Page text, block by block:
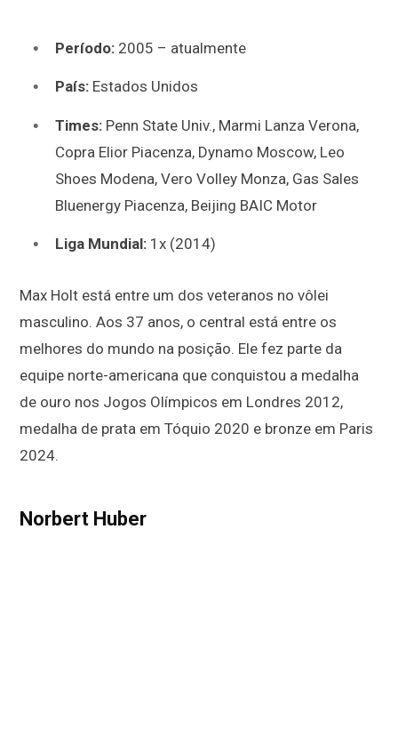
Período: 2005 – atualmente
País: Estados Unidos
Times: Penn State Univ., Marmi Lanza Verona,
Copra Elior Piacenza, Dynamo Moscow, Leo
Shoes Modena, Vero Volley Monza, Gas Sales
Bluenergy Piacenza, Beijing BAIC Motor
Liga Mundial: 1x (2014)
Max Holt está entre um dos veteranos no vôlei
masculino. Aos 37 anos, o central está entre os
melhores do mundo na posição. Ele fez parte da
equipe norte-americana que conquistou a medalha
de ouro nos Jogos Olímpicos em Londres 2012,
medalha de prata em Tóquio 2020 e bronze em Paris
2024.
Norbert Huber